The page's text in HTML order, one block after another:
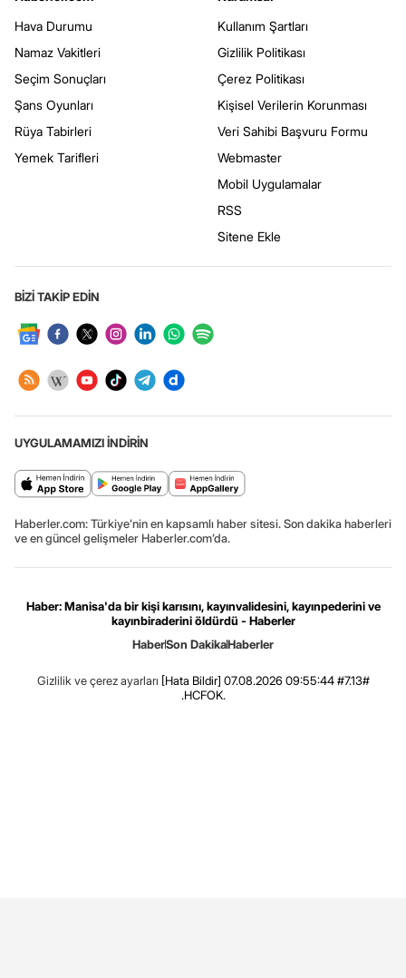
Hava Durumu
Namaz Vakitleri
Seçim Sonuçları
Şans Oyunları
Rüya Tabirleri
Yemek Tarifleri
Kullanım Şartları
Gizlilik Politikası
Çerez Politikası
Kişisel Verilerin Korunması
Veri Sahibi Başvuru Formu
Webmaster
Mobil Uygulamalar
RSS
Sitene Ekle
BİZİ TAKİP EDİN
UYGULAMAMIZI İNDİRİN
Haberler.com: Türkiye’nin en kapsamlı haber sitesi. Son dakika haberleri
ve en güncel gelişmeler Haberler.com’da.
Haber: Manisa'da bir kişi karısını, kayınvalidesini, kayınpederini ve
kayınbiraderini öldürdü - Haberler
HaberSon DakikaHaberler
Gizlilik ve çerez ayarları [Hata Bildir] 07.08.2026 09:55:44 #7.13#
.HCFOK.